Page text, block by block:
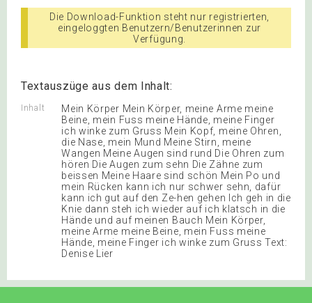
Die Download-Funktion steht nur registrierten,
eingeloggten Benutzern/Benutzerinnen zur
Verfügung.
Textauszüge aus dem Inhalt:
Inhalt
Mein Körper Mein Körper, meine Arme meine
Beine, mein Fuss meine Hände, meine Finger
ich winke zum Gruss Mein Kopf, meine Ohren,
die Nase, mein Mund Meine Stirn, meine
Wangen Meine Augen sind rund Die Ohren zum
hören Die Augen zum sehn Die Zähne zum
beissen Meine Haare sind schön Mein Po und
mein Rücken kann ich nur schwer sehn, dafür
kann ich gut auf den Ze-hen gehen Ich geh in die
Knie dann steh ich wieder auf ich klatsch in die
Hände und auf meinen Bauch Mein Körper,
meine Arme meine Beine, mein Fuss meine
Hände, meine Finger ich winke zum Gruss Text:
Denise Lier